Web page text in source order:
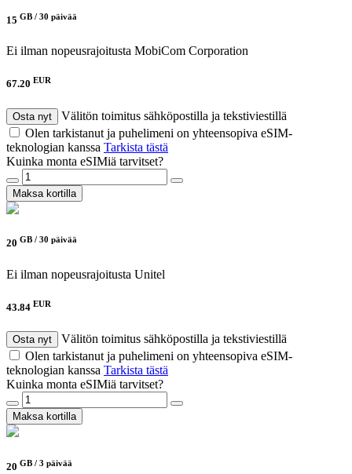
15 GB / 30 päivää
Ei ilman nopeusrajoitusta MobiCom Corporation
67.20 EUR
Osta nyt
Välitön toimitus sähköpostilla ja tekstiviestillä
Olen tarkistanut ja puhelimeni on yhteensopiva eSIM-
teknologian kanssa Tarkista tästä
Kuinka monta eSIMiä tarvitset?
Maksa kortilla
20 GB / 30 päivää
Ei ilman nopeusrajoitusta Unitel
43.84 EUR
Osta nyt
Välitön toimitus sähköpostilla ja tekstiviestillä
Olen tarkistanut ja puhelimeni on yhteensopiva eSIM-
teknologian kanssa Tarkista tästä
Kuinka monta eSIMiä tarvitset?
Maksa kortilla
20 GB / 3 päivää